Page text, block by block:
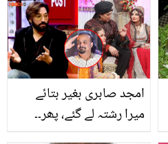
میں اداکارہ نے انکشاف
کرتے ہوئے بتا دیا
امجد صابری بغیر بتائے
میرا رشتہ لے گئے، پھر۔۔